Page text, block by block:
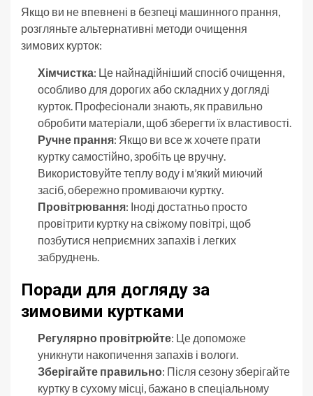
Якщо ви не впевнені в безпеці машинного прання,
розгляньте альтернативні методи очищення
зимових курток:
Хімчистка: Це найнадійніший спосіб очищення,
особливо для дорогих або складних у догляді
курток. Професіонали знають, як правильно
обробити матеріали, щоб зберегти їх властивості.
Ручне прання: Якщо ви все ж хочете прати
куртку самостійно, зробіть це вручну.
Використовуйте теплу воду і м’який миючий
засіб, обережно промиваючи куртку.
Провітрювання: Іноді достатньо просто
провітрити куртку на свіжому повітрі, щоб
позбутися неприємних запахів і легких
забруднень.
Поради для догляду за
зимовими куртками
Регулярно провітрюйте: Це допоможе
уникнути накопичення запахів і вологи.
Зберігайте правильно: Після сезону зберігайте
куртку в сухому місці, бажано в спеціальному